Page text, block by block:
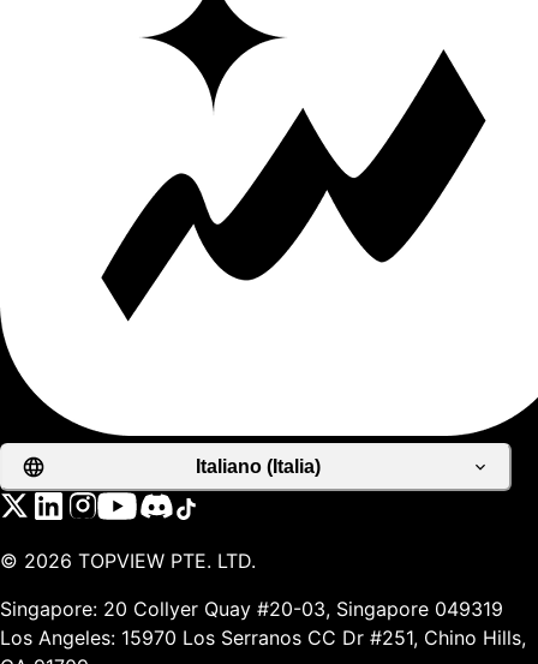
Italiano (Italia)
© 2026 TOPVIEW PTE. LTD.
Singapore: 20 Collyer Quay #20-03, Singapore 049319
Los Angeles: 15970 Los Serranos CC Dr #251, Chino Hills,